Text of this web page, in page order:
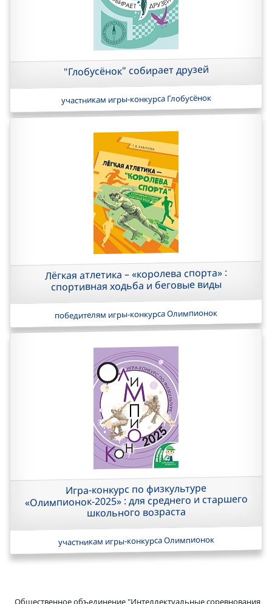
"Глобусёнок" собирает друзей
участникам игры-конкурса Глобусёнок
Лёгкая атлетика – «королева спорта» :
спортивная ходьба и беговые виды
победителям игры-конкурса Олимпионок
Игра-конкурс по физкультуре
«Олимпионок-2025» : для среднего и старшего
школьного возраста
участникам игры-конкурса Олимпионок
Общественное объединение "Интеллектуальные соревнования